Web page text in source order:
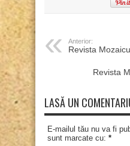
Anterior:
Revista
Revista
LASĂ UN
E-mailul tău nu va fi
sunt marcate cu: *